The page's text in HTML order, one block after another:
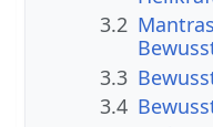
3.2
3.3
3.4